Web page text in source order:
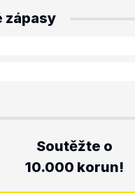
zápasy
Soutěžte o
10.000 korun!